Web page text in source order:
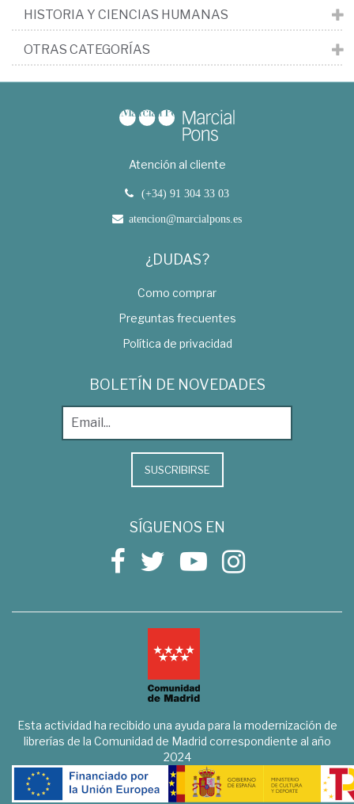
HISTORIA Y CIENCIAS HUMANAS
OTRAS CATEGORÍAS
Atención al cliente
(+34) 91 304 33 03
atencion@marcialpons.es
¿DUDAS?
Como comprar
Preguntas frecuentes
Política de privacidad
BOLETÍN DE NOVEDADES
SUSCRIBIRSE
SÍGUENOS EN
Esta actividad ha recibido una ayuda para la modernización de
librerías de la Comunidad de Madrid correspondiente al año
2024